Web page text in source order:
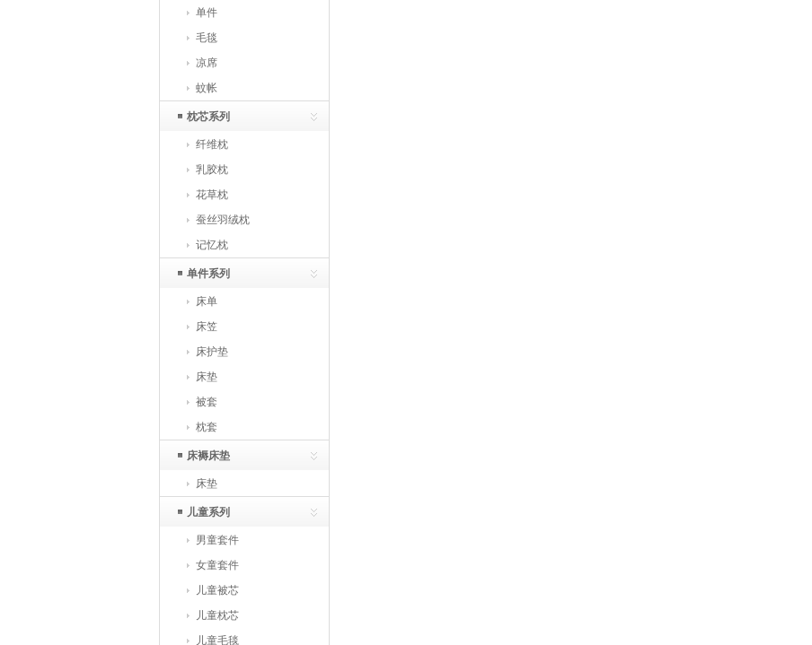
单件
毛毯
凉席
蚊帐
枕芯系列
纤维枕
乳胶枕
花草枕
蚕丝羽绒枕
记忆枕
单件系列
床单
床笠
床护垫
床垫
被套
枕套
床褥床垫
床垫
儿童系列
男童套件
女童套件
儿童被芯
儿童枕芯
儿童毛毯